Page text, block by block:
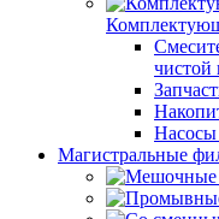
чистой
Насосы
Магистральные